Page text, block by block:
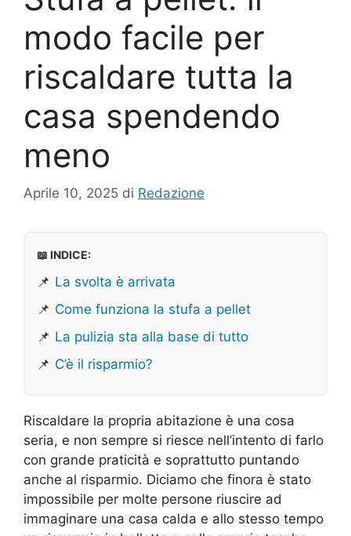
modo facile per
riscaldare tutta la
casa spendendo
meno
Aprile 10, 2025 di Redazione
📖 INDICE:
📌 La svolta è arrivata
📌 Come funziona la stufa a pellet
📌 La pulizia sta alla base di tutto
📌 C’è il risparmio?
Riscaldare la propria abitazione è una cosa
seria, e non sempre si riesce nell’intento di farlo
con grande praticità e soprattutto puntando
anche al risparmio. Diciamo che finora è stato
impossibile per molte persone riuscire ad
immaginare una casa calda e allo stesso tempo